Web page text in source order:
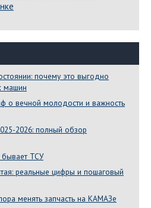
почему это выгодно
машин
о вечной молодости и важность
2026: полный обзор
ТСУ
реальные цифры и пошаговый
менять запчасть на КАМАЗе